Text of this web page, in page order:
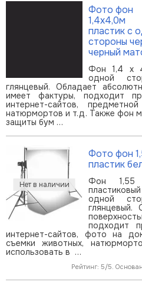
Фото фон
1,4х4,0м
пластик с
стороны
черный
Фон 1,4 х
одной
глянцевый. Обладает
имеет фактуры, подходит
интернет-сайтов,
натюрмортов и т.д. Также фон
защиты бум …
Фото фон
пластик
Фон
одной
глянцевый.
подходит
интернет-сайтов, фото на
съемки животных,
использовать в …
Рейтинг: 5/5.